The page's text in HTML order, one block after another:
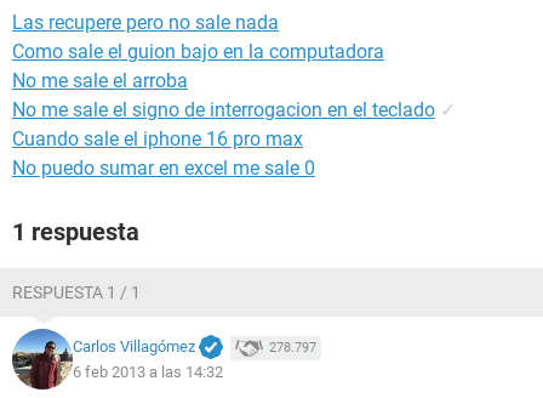
Las recupere pero no sale nada
Como sale el guion bajo en la computadora
No me sale el arroba
No me sale el signo de interrogacion en el teclado ✓
Cuando sale el iphone 16 pro max
No puedo sumar en excel me sale 0
1 respuesta
RESPUESTA 1 / 1
Carlos Villagómez 278.797
6 feb 2013 a las 14:32